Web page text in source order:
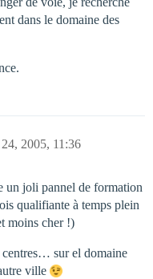
dans le domaine des
2005, 11:36
joli pannel de formation
qualifiante à temps plein
moins cher !)
centres… sur el domaine
ville